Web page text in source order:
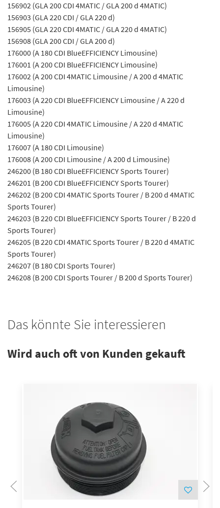
156902 (GLA 200 CDI 4MATIC / GLA 200 d 4MATIC)
156903 (GLA 220 CDI / GLA 220 d)
156905 (GLA 220 CDI 4MATIC / GLA 220 d 4MATIC)
156908 (GLA 200 CDI / GLA 200 d)
176000 (A 180 CDI BlueEFFICIENCY Limousine)
176001 (A 200 CDI BlueEFFICIENCY Limousine)
176002 (A 200 CDI 4MATIC Limousine / A 200 d 4MATIC
Limousine)
176003 (A 220 CDI BlueEFFICIENCY Limousine / A 220 d
Limousine)
176005 (A 220 CDI 4MATIC Limousine / A 220 d 4MATIC
Limousine)
176007 (A 180 CDI Limousine)
176008 (A 200 CDI Limousine / A 200 d Limousine)
246200 (B 180 CDI BlueEFFICIENCY Sports Tourer)
246201 (B 200 CDI BlueEFFICIENCY Sports Tourer)
246202 (B 200 CDI 4MATIC Sports Tourer / B 200 d 4MATIC
Sports Tourer)
246203 (B 220 CDI BlueEFFICIENCY Sports Tourer / B 220 d
Sports Tourer)
246205 (B 220 CDI 4MATIC Sports Tourer / B 220 d 4MATIC
Sports Tourer)
246207 (B 180 CDI Sports Tourer)
246208 (B 200 CDI Sports Tourer / B 200 d Sports Tourer)
Das könnte Sie interessieren
Wird auch oft von Kunden gekauft